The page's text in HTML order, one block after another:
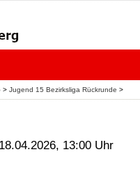
> Jugend 15 Bezirksliga Rückrunde >
13:00 Uhr